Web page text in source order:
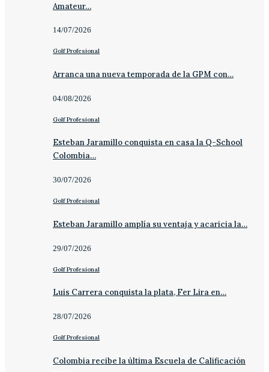
Amateur…
14/07/2026
Golf Profesional
Arranca una nueva temporada de la GPM con…
04/08/2026
Golf Profesional
Esteban Jaramillo conquista en casa la Q-School
Colombia…
30/07/2026
Golf Profesional
Esteban Jaramillo amplía su ventaja y acaricia la…
29/07/2026
Golf Profesional
Luis Carrera conquista la plata, Fer Lira en…
28/07/2026
Golf Profesional
Colombia recibe la última Escuela de Calificación